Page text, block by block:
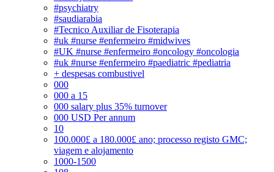
#psychiatry
#saudiarabia
#Tecnico Auxiliar de Fisoterapia
#uk #nurse #enfermeiro #midwives
#UK #nurse #enfermeiro #oncology #oncologia
#uk #nurse #enfermeiro #paediatric #pediatria
+ despesas combustivel
000
000 a 15
000 salary plus 35% turnover
000 USD Per annum
10
100.000£ a 180.000£ ano; processo registo GMC;
viagem e alojamento
1000-1500